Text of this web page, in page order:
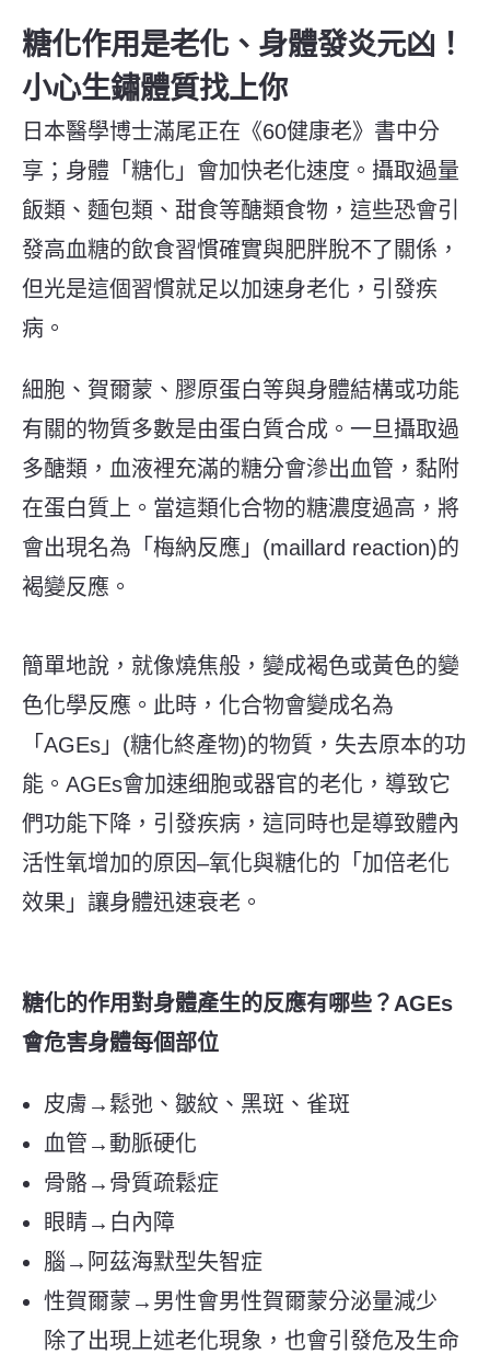
糖化作用是老化、身體發炎元凶！
小心生鏽體質找上你
日本醫學博士滿尾正在《60健康老》書中分
享；身體「糖化」會加快老化速度。攝取過量
飯類、麵包類、甜食等醣類食物，這些恐會引
發高血糖的飲食習慣確實與肥胖脫不了關係，
但光是這個習慣就足以加速身老化，引發疾
病。
細胞、賀爾蒙、膠原蛋白等與身體結構或功能
有關的物質多數是由蛋白質合成。一旦攝取過
多醣類，血液裡充滿的糖分會滲出血管，黏附
在蛋白質上。當這類化合物的糖濃度過高，將
會出現名為「梅納反應」 (maillard reaction)的
褐變反應。
簡單地說，就像燒焦般，變成褐色或黃色的變
色化學反應。此時，化合物會變成名為
「 AGEs 」 (糖化終產物)的物質，失去原本的功
能。 AGEs會加速细胞或器官的老化，導致它
們功能下降，引發疾病，這同時也是導致體內
活性氧增加的原因–氧化與糖化的「加倍老化
效果」讓身體迅速衰老。
糖化的作用對身體產生的反應有哪些？ AGEs
會危害身體每個部位
皮膚 → 鬆弛、皺紋、黑斑、雀斑
血管 →動脈硬化
骨骼 → 骨質疏鬆症
眼睛→ 白內障
腦 → 阿茲海默型失智症
性賀爾蒙 → 男性會男性賀爾蒙分泌量減少
除了出現上述老化現象，也會引發危及生命